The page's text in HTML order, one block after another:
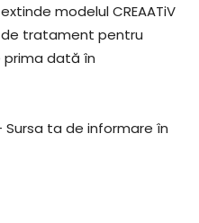
modelul CREAATiV
tratament pentru
prima dată în
ta de informare în